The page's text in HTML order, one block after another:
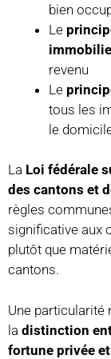
bien
Le
revenu
Le
tous les
le
La Loi fédérale
des cantons et
règles
significative aux
plutôt que
cantons.
Une particularité
la distinction
fortune privée